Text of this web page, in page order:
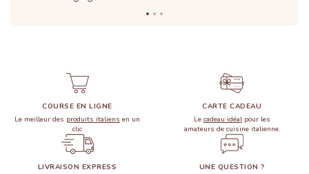
COURSE EN LIGNE
Le meilleur des produits italiens en un
clic
CARTE CADEAU
Le cadeau idéalpour les
amateurs de cuisine italienne.
LIVRAISON EXPRESS
UNE QUESTION ?